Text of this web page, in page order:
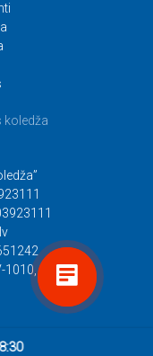
koledža
1010, Latvija